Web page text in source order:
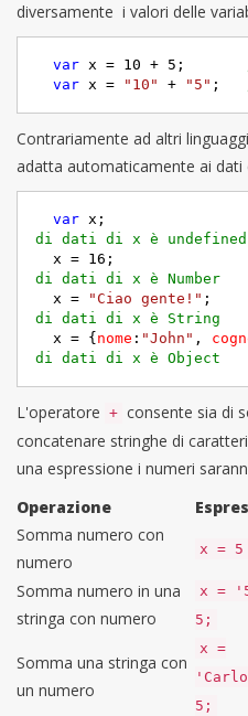
diversamente i valori delle
var x = 10 + 5 ;
var x = "10" + "5" ;
Contrariamente ad altri
adatta automaticamente ai dati
var
di dati di x è undefined
x = 16
di dati di x è Number
x =
"Ciao gente!"
di dati di x è String
x = { nome : "John" ,
di dati di x è Object
L'operatore + consente sia di
concatenare stringhe di
una espressione i numeri
Operazione
Somma numero con
numero
x = 5
Somma numero in una
stringa con numero
x =
5;
Somma una stringa con
un numero
x =
5;